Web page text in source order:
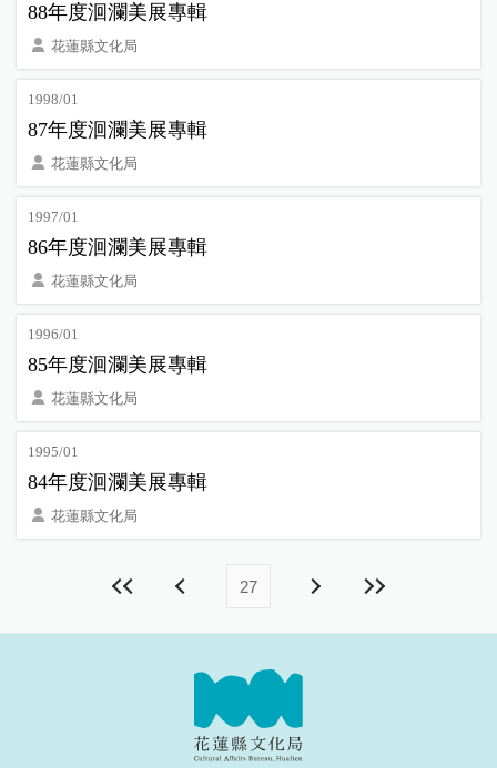
88年度洄瀾美展專輯
花蓮縣文化局
1998/01
87年度洄瀾美展專輯
花蓮縣文化局
1997/01
86年度洄瀾美展專輯
花蓮縣文化局
1996/01
85年度洄瀾美展專輯
花蓮縣文化局
1995/01
84年度洄瀾美展專輯
花蓮縣文化局
27